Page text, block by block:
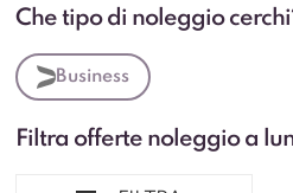
Che tipo di noleggio
Business
Filtra offerte noleggio a